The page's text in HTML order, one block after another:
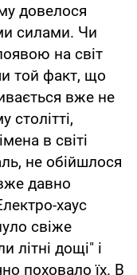
довелося
силами. Чи
на світ
той факт, що
вже не
в світі
не обійшлося
давно
хаус
свіже
літні дощі" і
поховало їх. В